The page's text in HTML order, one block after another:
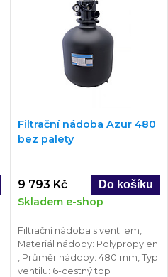
Filtrační nádoba Azur 480
bez palety
9 793 Kč
Skladem e-shop
Filtrační nádoba s ventilem,
Materiál nádoby: Polypropylen
, Průměr nádoby: 480 mm, Typ
ventilu: 6-cestný top